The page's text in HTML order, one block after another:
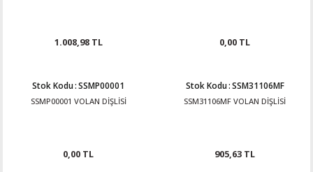
1.008,98 TL 0,00 TL
Stok Kodu:SSMP00001
SSMP00001 VOLAN DİŞLİSİ
0,00 TL
Stok Kodu:SSM31106MF
SSM31106MF VOLAN DİŞLİSİ
905,63 TL